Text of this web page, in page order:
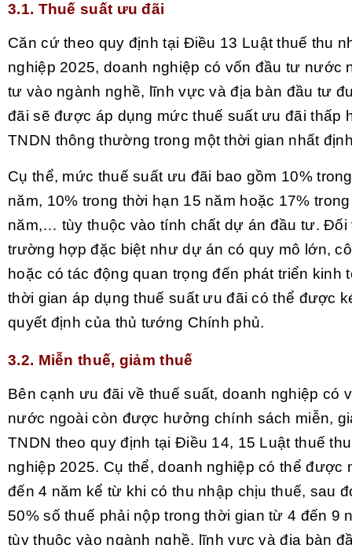
3.1. Thuế suất ưu đãi
Căn cứ theo quy định tại Điều 13 Luật thuế thu
nghiệp 2025, doanh nghiệp có vốn đầu tư nước
tư vào ngành nghề, lĩnh vực và địa bàn đầu tư
đãi sẽ được áp dụng mức thuế suất ưu đãi thấp
TNDN thông thường trong một thời gian nhất
Cụ thể, mức thuế suất ưu đãi bao gồm 10%
năm, 10% trong thời hạn 15 năm hoặc 17%
năm,… tùy thuộc vào tính chất dự án đầu tư. Đối
trường hợp đặc biệt như dự án có quy mô lớn,
hoặc có tác động quan trọng đến phát triển kinh
thời gian áp dụng thuế suất ưu đãi có thể được
quyết định của thủ tướng Chính phủ.
3.2. Miễn thuế, giảm thuế
Bên cạnh ưu đãi về thuế suất, doanh nghiệp có
nước ngoài còn được hưởng chính sách miễn,
TNDN theo quy định tại Điều 14, 15 Luật thuế
nghiệp 2025. Cụ thể, doanh nghiệp có thể được
đến 4 năm kể từ khi có thu nhập chịu thuế, sau
50% số thuế phải nộp trong thời gian từ 4 đến 9
tùy thuộc vào ngành nghề, lĩnh vực và địa bàn